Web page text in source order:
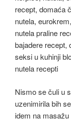
Nismo se čuli u
uzenimirila bih
idem na